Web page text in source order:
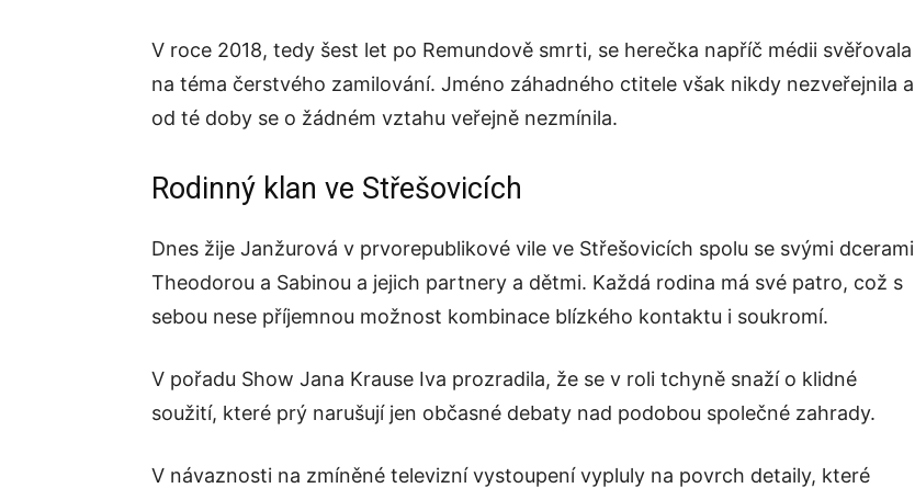
V roce 2018, tedy šest let po Remundově smrti, se herečka napříč médii svěřovala
na téma čerstvého zamilování. Jméno záhadného ctitele však nikdy nezveřejnila a
od té doby se o žádném vztahu veřejně nezmínila.
Rodinný klan ve Střešovicích
Dnes žije Janžurová v prvorepublikové vile ve Střešovicích spolu se svými dcerami
Theodorou a Sabinou a jejich partnery a dětmi. Každá rodina má své patro, což s
sebou nese příjemnou možnost kombinace blízkého kontaktu i soukromí.
V pořadu Show Jana Krause Iva prozradila, že se v roli tchyně snaží o klidné
soužití, které prý narušují jen občasné debaty nad podobou společné zahrady.
V návaznosti na zmíněné televizní vystoupení vypluly na povrch detaily, které